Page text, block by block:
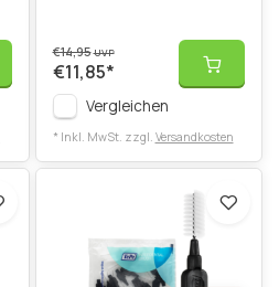
€14,95UVP
€11,85*
Vergleichen
* Inkl. MwSt. zzgl. Versandkosten